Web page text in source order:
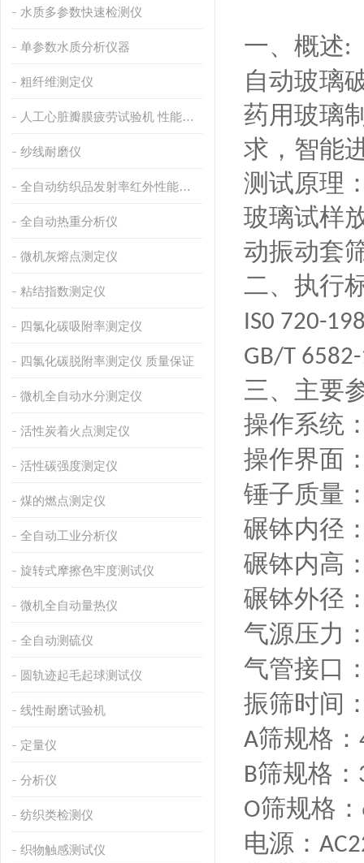
水质多参数快速检测仪
单参数水质分析仪器
粗纤维测定仪
人工心脏瓣膜疲劳试验机 性能稳定
纱线耐磨仪
全自动纺织品发射率红外性能分析
全自动热重分析仪
微机灰熔点测定仪
粘结指数测定仪
四氯化碳吸附率测定仪
四氯化碳脱附率测定仪 质量保证
微机全自动水分测定仪
活性炭着火点测定仪
活性碳强度测定仪
煤的燃点测定仪
全自动工业分析仪
旋转式摩擦色牢度测试仪
微机全自动量热仪
全自动测硫仪
圆轨迹起毛起球测试仪
线性耐磨试验机
定量仪
分析仪
纺织类检测仪
织物触感测试仪
一、概述:
自动玻璃
药用玻璃
求，智能
测试原理
玻璃试样
动振动套
二、执行
IS0 720-
GB/T
三、主要
操作系统
操作界面
锤子质量
碾钵内径
碾钵内高
碾钵外径
气源压力
气管接口
振筛时间
A筛规格：
B筛规格：
O筛规格：
电源：